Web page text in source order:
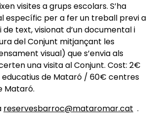
visites a grups escolars. S’ha
específic per a fer un treball previ a
text, visionat d’un documental i
del Conjunt mitjançant les
visual) que s’envia als
una visita al Conjunt. Cost: 2€
de Mataró / 60€ centres
Mataró.
reservesbarroc@mataromar.cat .